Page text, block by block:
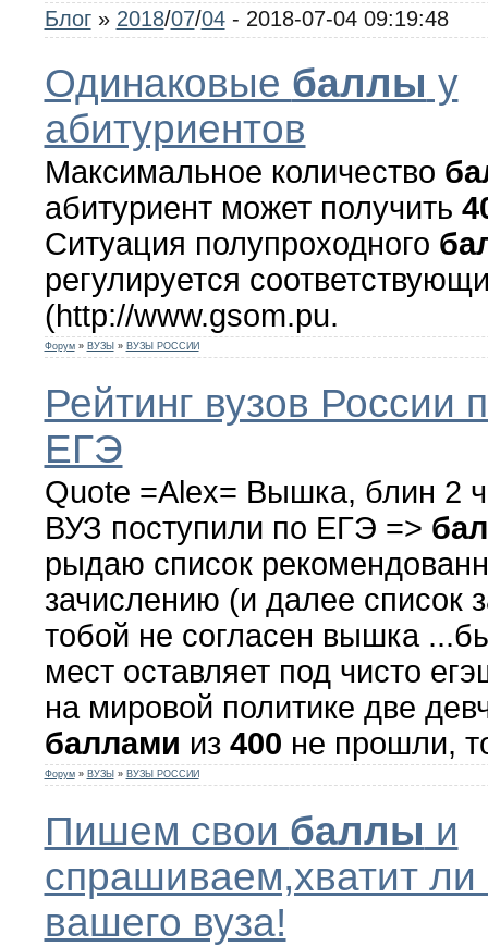
Блог » 2018/07/04- 2018-07-04 09:19:48
Одинаковые баллы у
абитуриентов
Максимальное количество
абитуриент может получить
Ситуация полупроходного
регулируется
(http://www.gsom.pu.
Форум » ВУЗЫ » ВУЗЫ РОССИИ
Рейтинг вузов России
ЕГЭ
Quote =Alex= Вышка, блин 2
ВУЗ поступили по ЕГЭ =>
рыдаю список
зачислению (и далее список
тобой не согласен вышка
мест оставляет под чисто
на мировой политике две
баллами из 400 не прошли,
Форум » ВУЗЫ » ВУЗЫ РОССИИ
Пишем свои баллы и
спрашиваем,хватит ли
вашего вуза!